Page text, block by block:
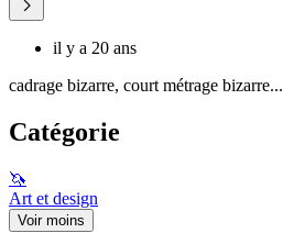
il y a 20 ans
cadrage bizarre, court métrage bizarre...
Catégorie
🦄
Art et design
Voir moins